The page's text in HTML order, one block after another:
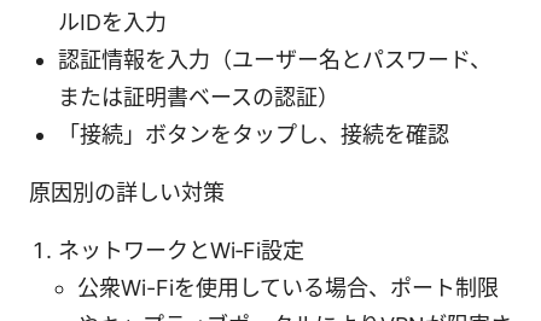
ルIDを入力
認証情報を入力（ユーザー名とパスワード、
または証明書ベースの認証）
「接続」ボタンをタップし、接続を確認
原因別の詳しい対策
ネットワークとWi‑Fi設定
公衆Wi-Fiを使用している場合、ポート制限